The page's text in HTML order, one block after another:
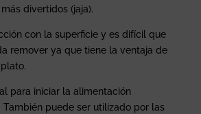
divertidos (jaja).
con la superficie y es difícil que
remover ya que tiene la ventaja de
para iniciar la alimentación
puede ser utilizado por las